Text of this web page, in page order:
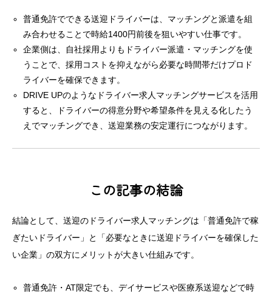
普通免許でできる送迎ドライバーは、マッチングと派遣を組
み合わせることで時給1400円前後を狙いやすい仕事です。
企業側は、自社採用よりもドライバー派遣・マッチングを使
うことで、採用コストを抑えながら必要な時間帯だけプロド
ライバーを確保できます。
DRIVE UPのようなドライバー求人マッチングサービスを活用
すると、ドライバーの得意分野や希望条件を見える化したう
えでマッチングでき、送迎業務の安定運行につながります。
この記事の結論
結論として、送迎のドライバー求人マッチングは「普通免許で稼
ぎたいドライバー」と「必要なときに送迎ドライバーを確保した
い企業」の双方にメリットが大きい仕組みです。
普通免許・AT限定でも、デイサービスや医療系送迎などで時